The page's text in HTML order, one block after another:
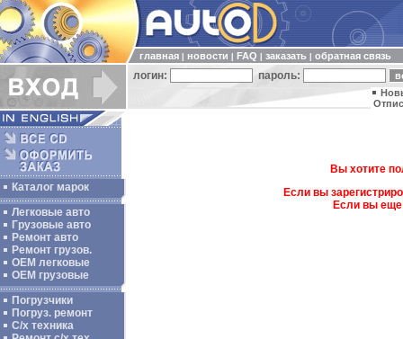
главная новости FAQ заказать обратная связь
логин: пароль:
Каталог марок
Легковые авто
Грузовые авто
Ремонт авто
Ремонт грузов.
ОЕМ легковые
OEM грузовые
Погрузчики
Погруз. ремонт
С/х техника
Вы хотите
Если вы
Если вы еще